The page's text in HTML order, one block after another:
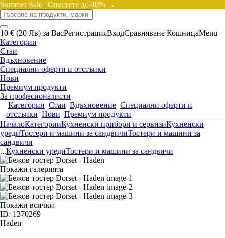
Summer Sale | Спестете до 40% →
10 € (20 Лв) за ВасРегистрацияВходСравняване КошницаMenu
Категории
Стаи
Вдъхновение
Специални оферти и отстъпки
Нови
Премиум продукти
За професионалисти
Категории Стаи Вдъхновение Специални оферти и
отстъпки Нови Премиум продукти
НачалоКатегорииКухненски прибори и сервизиКухненски
уредиТостери и машини за сандвичиТостери и машини за
сандвичи
...Кухненски уредиТостери и машини за сандвичи
Покажи галерията
Покажи всички
ID: 1370269
Haden